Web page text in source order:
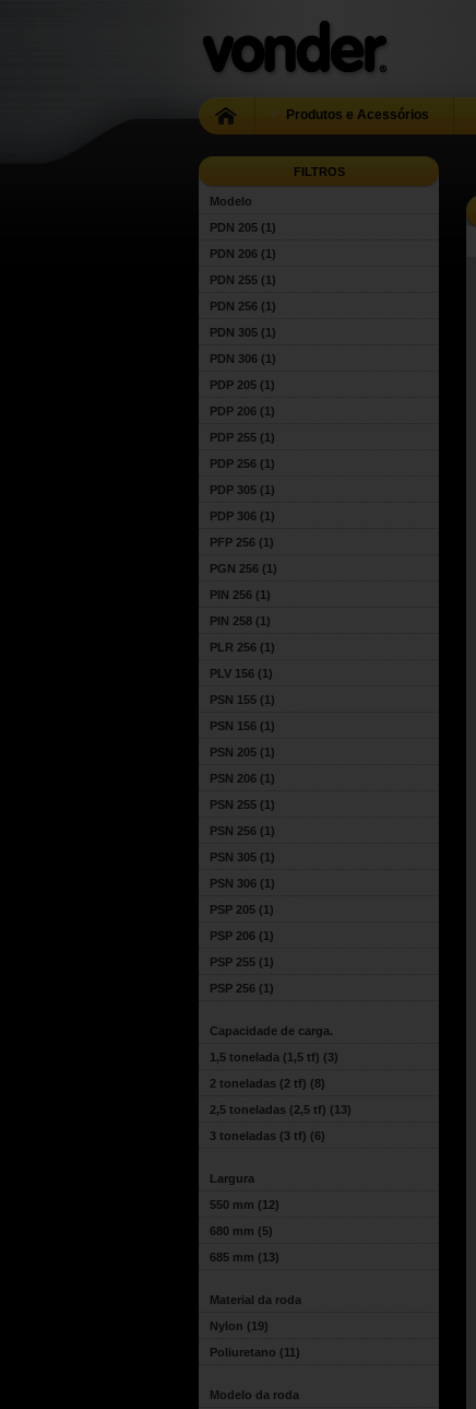
Produtos e Acessórios
FILTROS
Modelo
PDN 205 (1)
PDN 206 (1)
PDN 255 (1)
PDN 256 (1)
PDN 305 (1)
PDN 306 (1)
PDP 205 (1)
PDP 206 (1)
PDP 255 (1)
PDP 256 (1)
PDP 305 (1)
PDP 306 (1)
PFP 256 (1)
PGN 256 (1)
PIN 256 (1)
PIN 258 (1)
PLR 256 (1)
PLV 156 (1)
PSN 155 (1)
PSN 156 (1)
PSN 205 (1)
PSN 206 (1)
PSN 255 (1)
PSN 256 (1)
PSN 305 (1)
PSN 306 (1)
PSP 205 (1)
PSP 206 (1)
PSP 255 (1)
PSP 256 (1)
Capacidade de carga.
1,5 tonelada (1,5 tf) (3)
2 toneladas (2 tf) (8)
2,5 toneladas (2,5 tf) (13)
3 toneladas (3 tf) (6)
Largura
550 mm (12)
680 mm (5)
685 mm (13)
Material da roda
Nylon (19)
Poliuretano (11)
Modelo da roda